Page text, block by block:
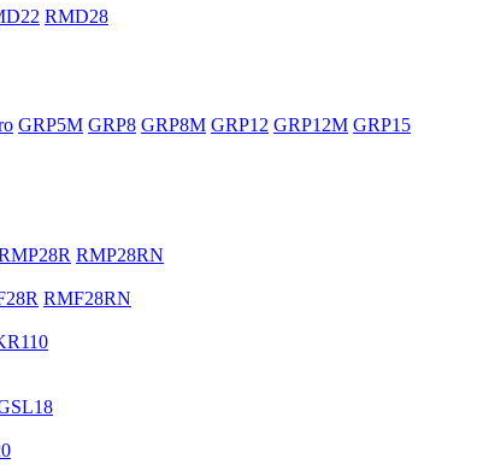
RMD28
GRP5M GRP8 GRP8M GRP12 GRP12M GRP15
RMP28RN
RMF28RN